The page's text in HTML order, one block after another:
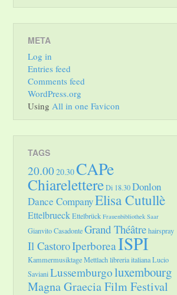
META
Log in
Entries feed
Comments feed
WordPress.org
Using All in one Favicon
TAGS
20.00 20.30CAPe
ChiarelettereDi 18.30Donlon
Dance CompanyElisa Cutullè
EttelbrueckEttelbrück Frauenbibliothek Saar
Gianvito CasadonteGrand Théâtrehairspray
Il CastoroIperboreaISPI
Kammermusiktage Mettlachlibreria italianaLucio
SavianiLussemburgoluxembourg
Magna Graecia Film Festival